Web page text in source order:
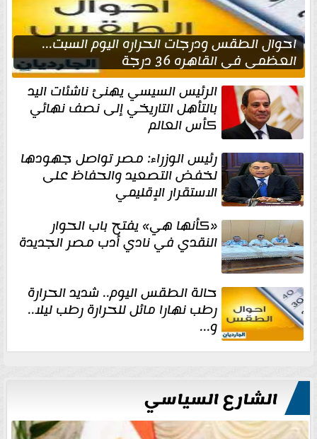
احوال الطقس ودرجات الحراره اليوم السبت...
العظمى في القاهره 36 درجة
الرئيس السيسي يهنئ ناشئات اليد
بالتأهل التاريخي إلى نصف نهائي
كأس العالم
رئيس الوزراء: مصر تواصل جهودها
لخفض التصعيد والحفاظ على
الاستقرار الإقليمي
«كأنها هي» يفتح باب الحوار
النقدي في نادي أدب مصر الجديدة
حالة الطقس اليوم.. شديد الحرارة
رطب نهارا مائل للحرارة رطب ليلا..
و...
الشارع السياسي